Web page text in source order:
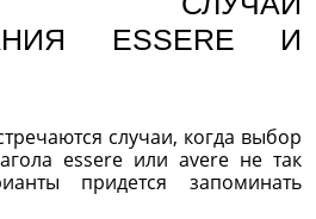
ESSERE И
случаи, когда выбор
essere или avere не так
придется запоминать